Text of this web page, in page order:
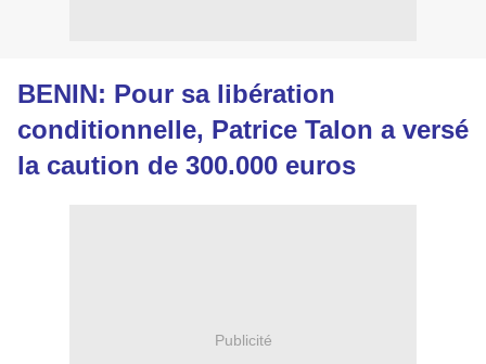
BENIN: Pour sa libération
conditionnelle, Patrice Talon a versé
la caution de 300.000 euros
Publicité